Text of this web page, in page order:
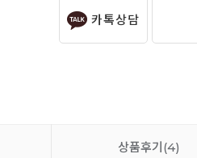
카톡상담
상품후기(4)